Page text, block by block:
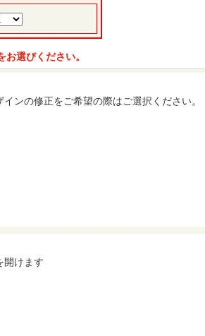
選びください。
ンの修正をご希望の際はご選択ください。
開けます